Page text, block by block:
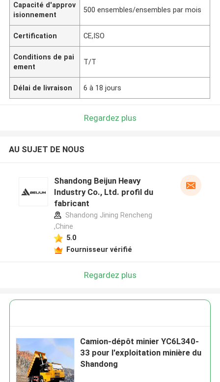
Capacité d'approv
isionnement
500 ensembles/ensembles par mois
Certification CE,ISO
Conditions de pai
ement
T/T
Délai de livraison 6 à 18 jours
Regardez plus
AU SUJET DE NOUS
Shandong Beijun Heavy
Industry Co., Ltd. profil du
fabricant
Shandong Jining Rencheng
,Chine
5.0
Fournisseur vérifié
Regardez plus
Camion-dépôt minier YC6L340-
33 pour l'exploitation minière du
Shandong